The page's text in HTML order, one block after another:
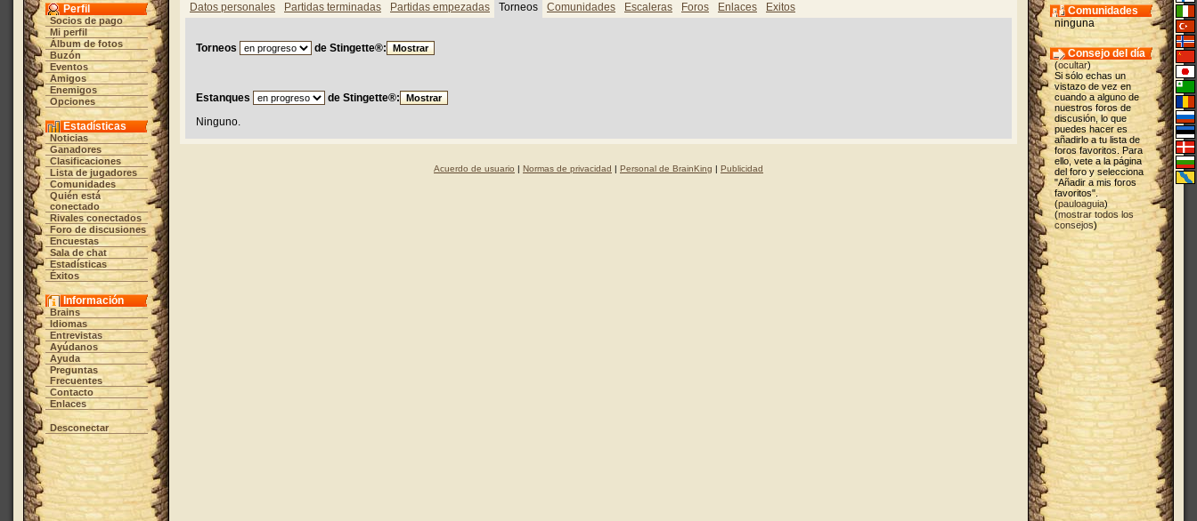
Perfil
Socios de pago
Mi perfil
Álbum de fotos
Buzón
Eventos
Amigos
Enemigos
Opciones
Estadísticas
Noticias
Ganadores
Clasificaciones
Lista de jugadores
Comunidades
Quién está
conectado
Rivales conectados
Foro de discusiones
Encuestas
Sala de chat
Estadísticas
Éxitos
Información
Brains
Idiomas
Entrevistas
Ayúdanos
Ayuda
Preguntas
Frecuentes
Contacto
Enlaces
Desconectar
Datos personales Partidas terminadas Partidas empezadas Torneos Comunidades Escaleras Foros Enlaces Exitos
Torneos de Stingette®:
Estanques
de Stingette®:
Ninguno.
Acuerdo de usuario | Normas de privacidad | Personal de BrainKing | Publicidad
Comunidades
ninguna
Consejo del día
(ocultar)
Si sólo echas un
vistazo de vez en
cuando a alguno de
nuestros foros de
discusión, lo que
puedes hacer es
añadirlo a tu lista de
foros favoritos. Para
ello, vete a la página
del foro y selecciona
"Añadir a mis foros
favoritos".
(pauloaguia)
(mostrar todos los
consejos)